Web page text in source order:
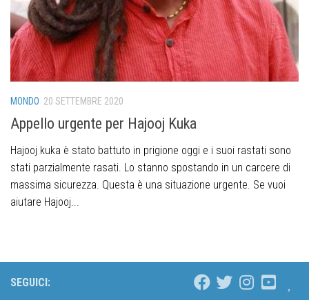
MONDO 20 SETTEMBRE 2020
Appello urgente per Hajooj Kuka
Hajooj kuka è stato battuto in prigione oggi e i suoi rastati sono
stati parzialmente rasati. Lo stanno spostando in un carcere di
massima sicurezza. Questa è una situazione urgente. Se vuoi
aiutare Hajooj...
SEGUICI: